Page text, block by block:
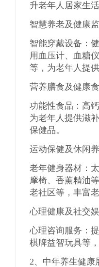
升老年人居家生
智慧养老及健康
智能穿戴设备：
用血压计、血糖
等，为老年人提
营养膳食及健康
功能性食品：高
为老年人提供滋
保健品。
运动保健及休闲
老年健身器材：
摩椅、香薰精油
老社区等，丰富
心理健康及社交
心理咨询服务：
棋牌益智玩具等
2、 中年养生健康